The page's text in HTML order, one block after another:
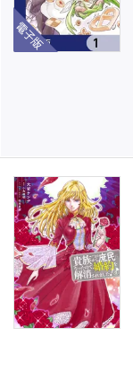
電子版